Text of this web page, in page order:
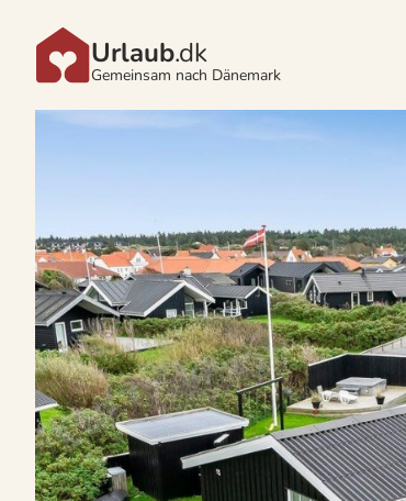
Urlaub.dk
Gemeinsam nach Dänemark